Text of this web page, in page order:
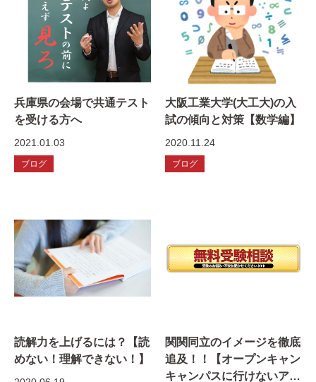
兵庫県の会場で共通テスト
を受ける方へ
2021.01.03
ブログ
大阪工業大学(大工大)の入
試の傾向と対策【数学編】
2020.11.24
ブログ
読解力を上げるには？【読
めない！理解できない！】
関関同立のイメージを徹底
追及！！【オープンキャン
キャンパスに行けないアナ